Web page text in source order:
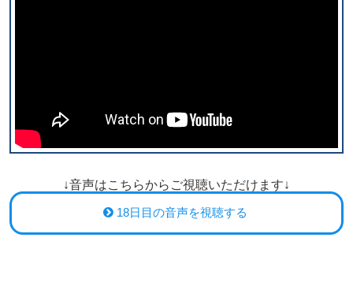
↓音声はこちらからご視聴いただけます↓
18日目の音声を視聴する